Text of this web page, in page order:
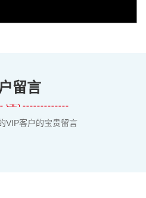
留言
VIP客户的宝贵留言